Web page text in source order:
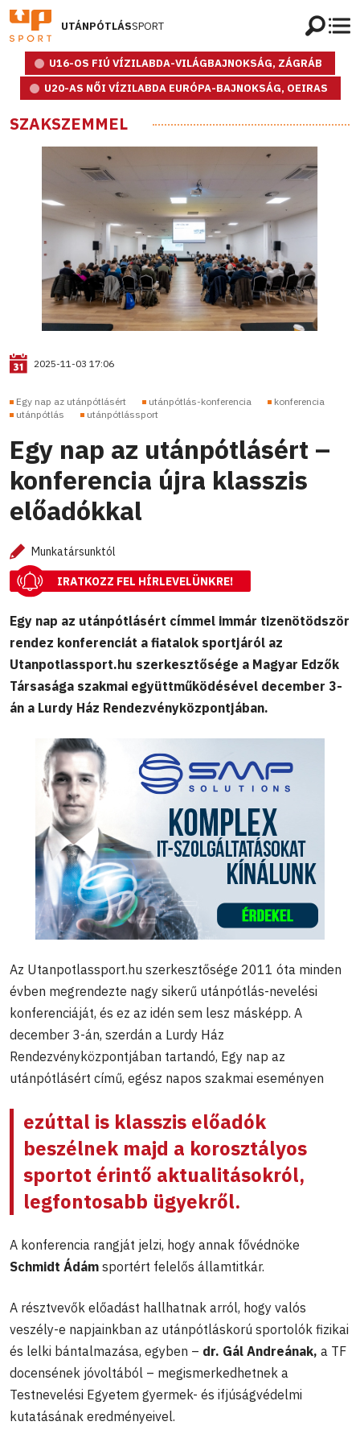
UTÁNPÓTLÁSSPORT
U16-OS FIÚ VÍZILABDA-VILÁGBAJNOKSÁG, ZÁGRÁB
U20-AS NŐI VÍZILABDA EURÓPA-BAJNOKSÁG, OEIRAS
SZAKSZEMMEL
2025-11-03 17:06
Egy nap az utánpótlásért utánpótlás-konferencia
konferencia
utánpótlás
utánpótlássport
Egy nap az utánpótlásért –
konferencia újra klasszis
előadókkal
Munkatársunktól
IRATKOZZ FEL HÍRLEVELÜNKRE!
Egy nap az utánpótlásért címmel immár tizenötödször
rendez konferenciát a fiatalok sportjáról az
Utanpotlassport.hu szerkesztősége a Magyar Edzők
Társasága szakmai együttműködésével december 3-
án a Lurdy Ház Rendezvényközpontjában.
Az Utanpotlassport.hu szerkesztősége 2011 óta minden
évben megrendezte nagy sikerű utánpótlás-nevelési
konferenciáját, és ez az idén sem lesz másképp. A
december 3-án, szerdán a Lurdy Ház
Rendezvényközpontjában tartandó, Egy nap az
utánpótlásért című, egész napos szakmai eseményen
ezúttal is klasszis előadók
beszélnek majd a korosztályos
sportot érintő aktualitásokról,
legfontosabb ügyekről.
A konferencia rangját jelzi, hogy annak fővédnöke
Schmidt Ádám sportért felelős államtitkár.
A résztvevők előadást hallhatnak arról, hogy valós
veszély-e napjainkban az utánpótláskorú sportolók fizikai
és lelki bántalmazása, egyben – dr. Gál Andreának, a TF
docensének jóvoltából – megismerkedhetnek a
Testnevelési Egyetem gyermek- és ifjúságvédelmi
kutatásának eredményeivel.